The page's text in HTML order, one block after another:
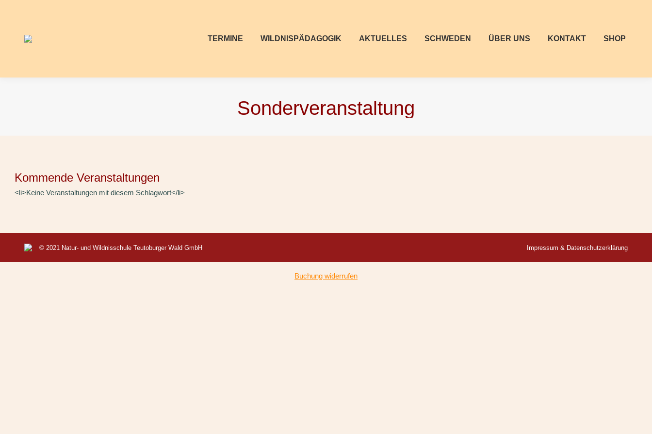
TERMINE WILDNISPÄDAGOGIK AKTUELLES SCHWEDEN ÜBER UNS KONTAKT SHOP
Sonderveranstaltung
Kommende Veranstaltungen
<li>Keine Veranstaltungen mit diesem Schlagwort</li>
© 2021 Natur- und Wildnisschule Teutoburger Wald GmbH Impressum & Datenschutzerklärung
Buchung widerrufen